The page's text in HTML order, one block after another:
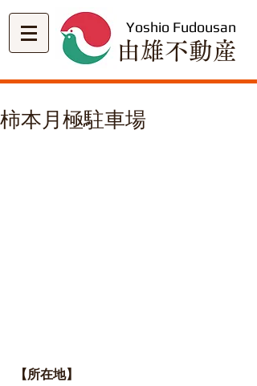
​由雄不動産
Yoshio Fudousan
柿本月極駐車場
【所在地】